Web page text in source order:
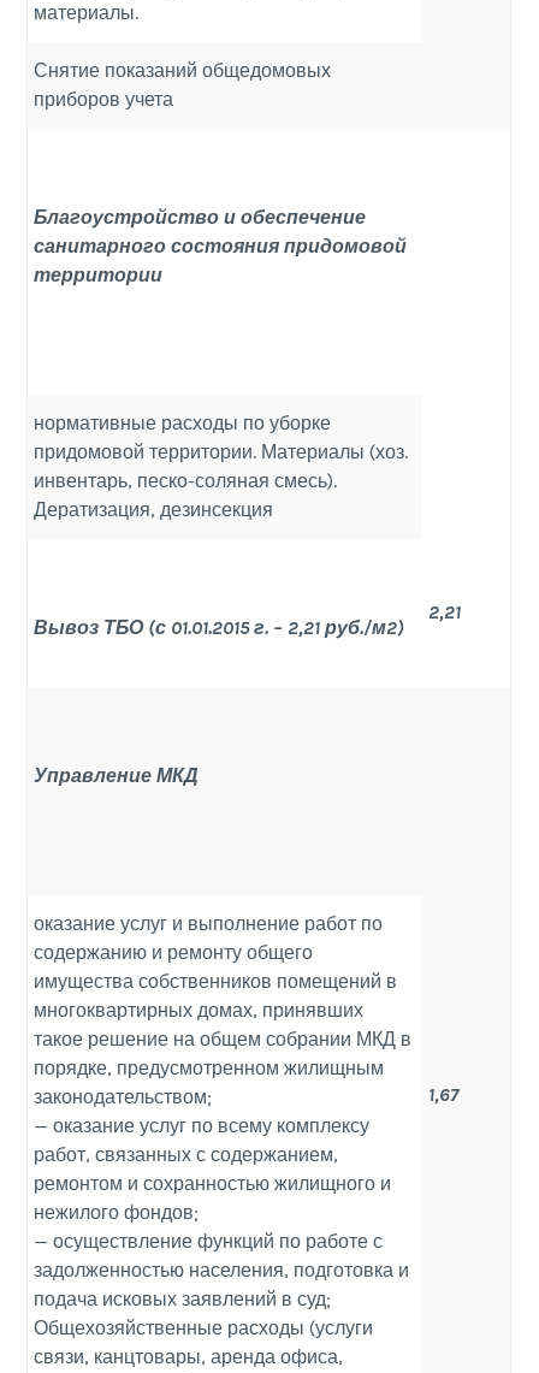
материалы.
Снятие показаний общедомовых
приборов учета
Благоустройство и обеспечение
санитарного состояния придомовой
территории
нормативные расходы по уборке
придомовой территории. Материалы (хоз.
инвентарь, песко-соляная смесь).
Дератизация, дезинсекция
Вывоз ТБО (с 01.01.2015 г. – 2,21 руб./м2)
2,21
Управление МКД
1,67
оказание услуг и выполнение работ по
содержанию и ремонту общего
имущества собственников помещений в
многоквартирных домах, принявших
такое решение на общем собрании МКД в
порядке, предусмотренном жилищным
законодательством;
— оказание услуг по всему комплексу
работ, связанных с содержанием,
ремонтом и сохранностью жилищного и
нежилого фондов;
— осуществление функций по работе с
задолженностью населения, подготовка и
подача исковых заявлений в суд;
Общехозяйственные расходы (услуги
связи, канцтовары, аренда офиса,